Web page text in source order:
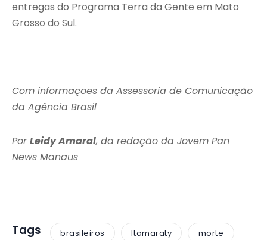
entregas do Programa Terra da Gente em Mato
Grosso do Sul.
Com informaçoes da Assessoria de Comunicação
da Agência Brasil
PorLeidy Amaral, da redação da Jovem Pan
News Manaus
Tags brasileiros Itamaraty morte